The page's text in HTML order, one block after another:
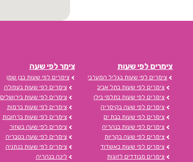
צימרים לפי שעות
צימרים לפי שעות בגליל המערבי
צימרים לפי שעות בתל אביב
צימרים לפי שעות בתלמי בילו
צימרים לפי שעה בקיסריה
צימרים לפי שעות בבת ים
צימרים לפי שעות בנהריה
צימרים לפי שעה בקריות
צימרים לפי שעות באשדוד
צימרים מבודדים לזוגות
צימר לפי שעה
צימרים לפי שעות בבן שמן
צימרים לפי שעות בעפולה
צימרים לפי שעות בירושלים
צימרים לפי שעות ברמות
צימרים לפי שעות ברחובות
צימרים לפי שעה בשזור
צימרים לפי שעה בטבריה
צימרים לפי שעות בנתניה
לינה בנהריה